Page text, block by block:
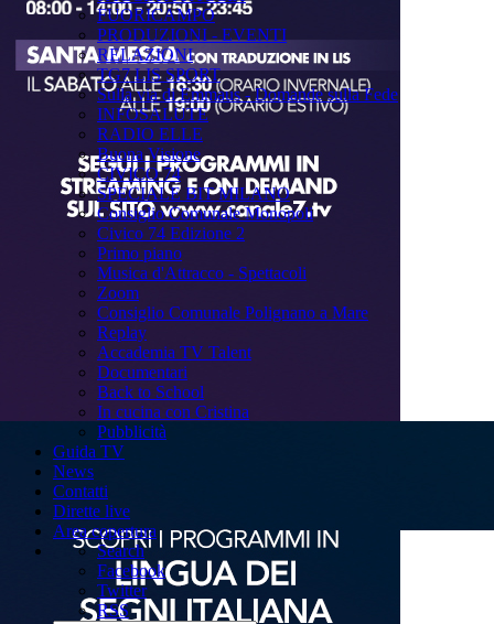
FUORICAMPO
PRODUZIONI - EVENTI
RELAZIONI
TG7 LIS SPORT
Sulla via di Emmaus - Domande sulla Fede
INFOSALUTE
RADIO ELLE
Buona Visione
CIVICO 74
SPECIALE BIT MILANO
Consiglio Comunale Monopoli
Civico 74 Edizione 2
Primo piano
Musica d'Attracco - Spettacoli
Zoom
Consiglio Comunale Polignano a Mare
Replay
Accademia TV Talent
Documentari
Back to School
In cucina con Cristina
Pubblicità
Guida TV
News
Contatti
Dirette live
Area copertura
Search
Facebook
Twitter
RSS